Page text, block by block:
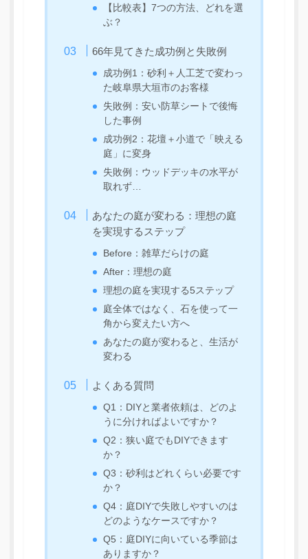
【比較表】7つの方法、どれを選
ぶ？
66年見てきた成功例と失敗例
成功例1：砂利＋人工芝で変わっ
た岐阜県大垣市のお客様
失敗例：安い防草シートで後悔
した事例
成功例2：花壇＋小道で「映える
庭」に変身
失敗例：ウッドデッキの水平が
取れず…
あなたの庭が変わる：理想の庭
を実現するステップ
Before：雑草だらけの庭
After：理想の庭
理想の庭を実現する5ステップ
庭全体ではなく、石を使って一
角から変えたい方へ
あなたの庭が変わると、生活が
変わる
よくある質問
Q1：DIYと業者依頼は、どのよ
うに分ければよいですか？
Q2：狭い庭でもDIYできます
か？
Q3：砂利はどれくらい必要です
か？
Q4：庭DIYで失敗しやすいのは
どのようなケースですか？
Q5：庭DIYに向いている季節は
ありますか？